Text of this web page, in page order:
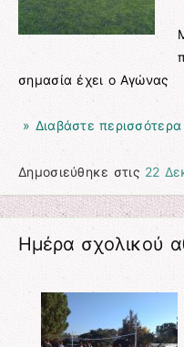
σημασία έχει ο Αγώνας
» Διαβάστε περισσότερα
Δημοσιεύθηκε στις 22
Ημέρα σχολικού